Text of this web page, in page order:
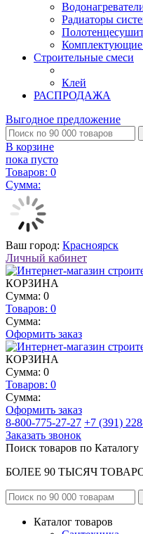
Радиаторы
Комплектующие
Строительные смеси
Клей
РАСПРОДАЖА
Выгодное предложение
В корзине
пока пусто
Товаров: 0
Сумма:
Ваш город: Красноярск
Личный кабинет
КОРЗИНА
Сумма: 0
Товаров: 0
Сумма:
Оформить заказ
КОРЗИНА
Сумма: 0
Товаров: 0
Сумма:
Оформить заказ
8-800-775-27-27 +7 (391)
Заказать звонок
Поиск товаров по Каталогу
БОЛЕЕ 90 ТЫСЯЧ
Каталог товаров